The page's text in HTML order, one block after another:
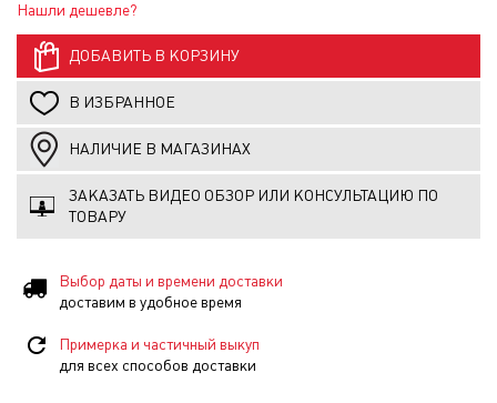
Нашли дешевле?
ДОБАВИТЬ В КОРЗИНУ
В ИЗБРАННОЕ
НАЛИЧИЕ В МАГАЗИНАХ
ЗАКАЗАТЬ ВИДЕО ОБЗОР ИЛИ КОНСУЛЬТАЦИЮ ПО
ТОВАРУ
Выбор даты и времени доставки
доставим в удобное время
Примерка и частичный выкуп
для всех способов доставки